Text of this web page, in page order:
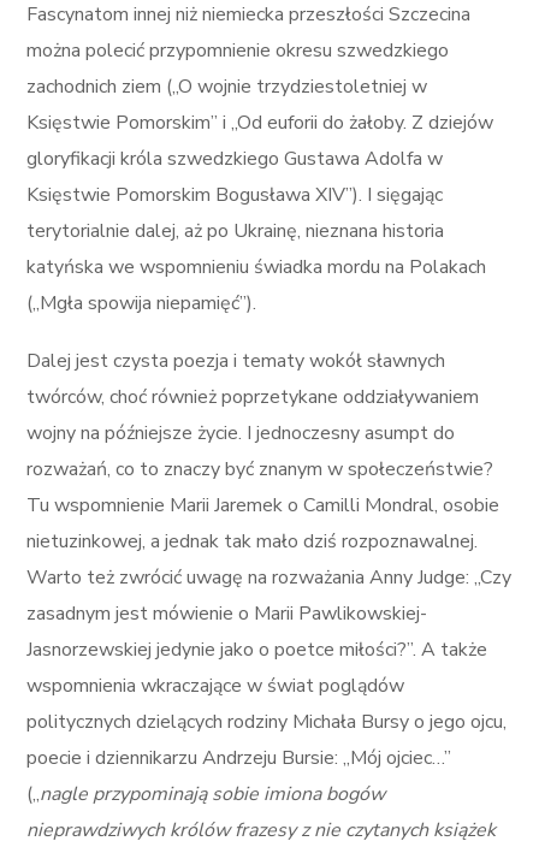
Fascynatom innej niż niemiecka przeszłości Szczecina
można polecić przypomnienie okresu szwedzkiego
zachodnich ziem („O wojnie trzydziestoletniej w
Księstwie Pomorskim” i „Od euforii do żałoby. Z dziejów
gloryfikacji króla szwedzkiego Gustawa Adolfa w
Księstwie Pomorskim Bogusława XIV”). I sięgając
terytorialnie dalej, aż po Ukrainę, nieznana historia
katyńska we wspomnieniu świadka mordu na Polakach
(„Mgła spowija niepamięć”).
Dalej jest czysta poezja i tematy wokół sławnych
twórców, choć również poprzetykane oddziaływaniem
wojny na późniejsze życie. I jednoczesny asumpt do
rozważań, co to znaczy być znanym w społeczeństwie?
Tu wspomnienie Marii Jaremek o Camilli Mondral, osobie
nietuzinkowej, a jednak tak mało dziś rozpoznawalnej.
Warto też zwrócić uwagę na rozważania Anny Judge: „Czy
zasadnym jest mówienie o Marii Pawlikowskiej-
Jasnorzewskiej jedynie jako o poetce miłości?”. A także
wspomnienia wkraczające w świat poglądów
politycznych dzielących rodziny Michała Bursy o jego ojcu,
poecie i dziennikarzu Andrzeju Bursie: „Mój ojciec…”
(„nagle przypominają sobie imiona bogów
nieprawdziwych królów frazesy z nie czytanych książek